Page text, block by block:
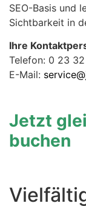
SEO-Basis und
Sichtbarkeit in
Ihre
Telefon: 0 23
E-Mail:
Jetzt
buchen